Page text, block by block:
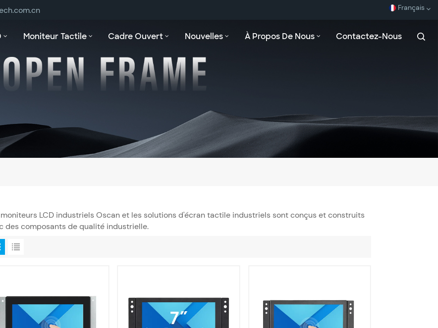
Français
بالعربية
Moniteur Tactile Cadre Ouvert Nouvelles À Propos De Nous Contactez-Nous
moniteurs LCD industriels Oscan et les solutions d'écran tactile industriels sont conçus et construits
des composants de qualité industrielle.